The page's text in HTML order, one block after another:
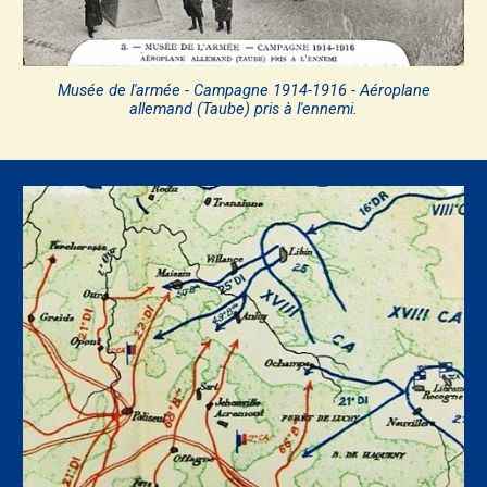
Musée de l'armée - Campagne 1914-1916 - Aéroplane
allemand (Taube) pris à l'ennemi.